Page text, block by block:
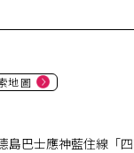
地圖
島巴士應神藍住線「